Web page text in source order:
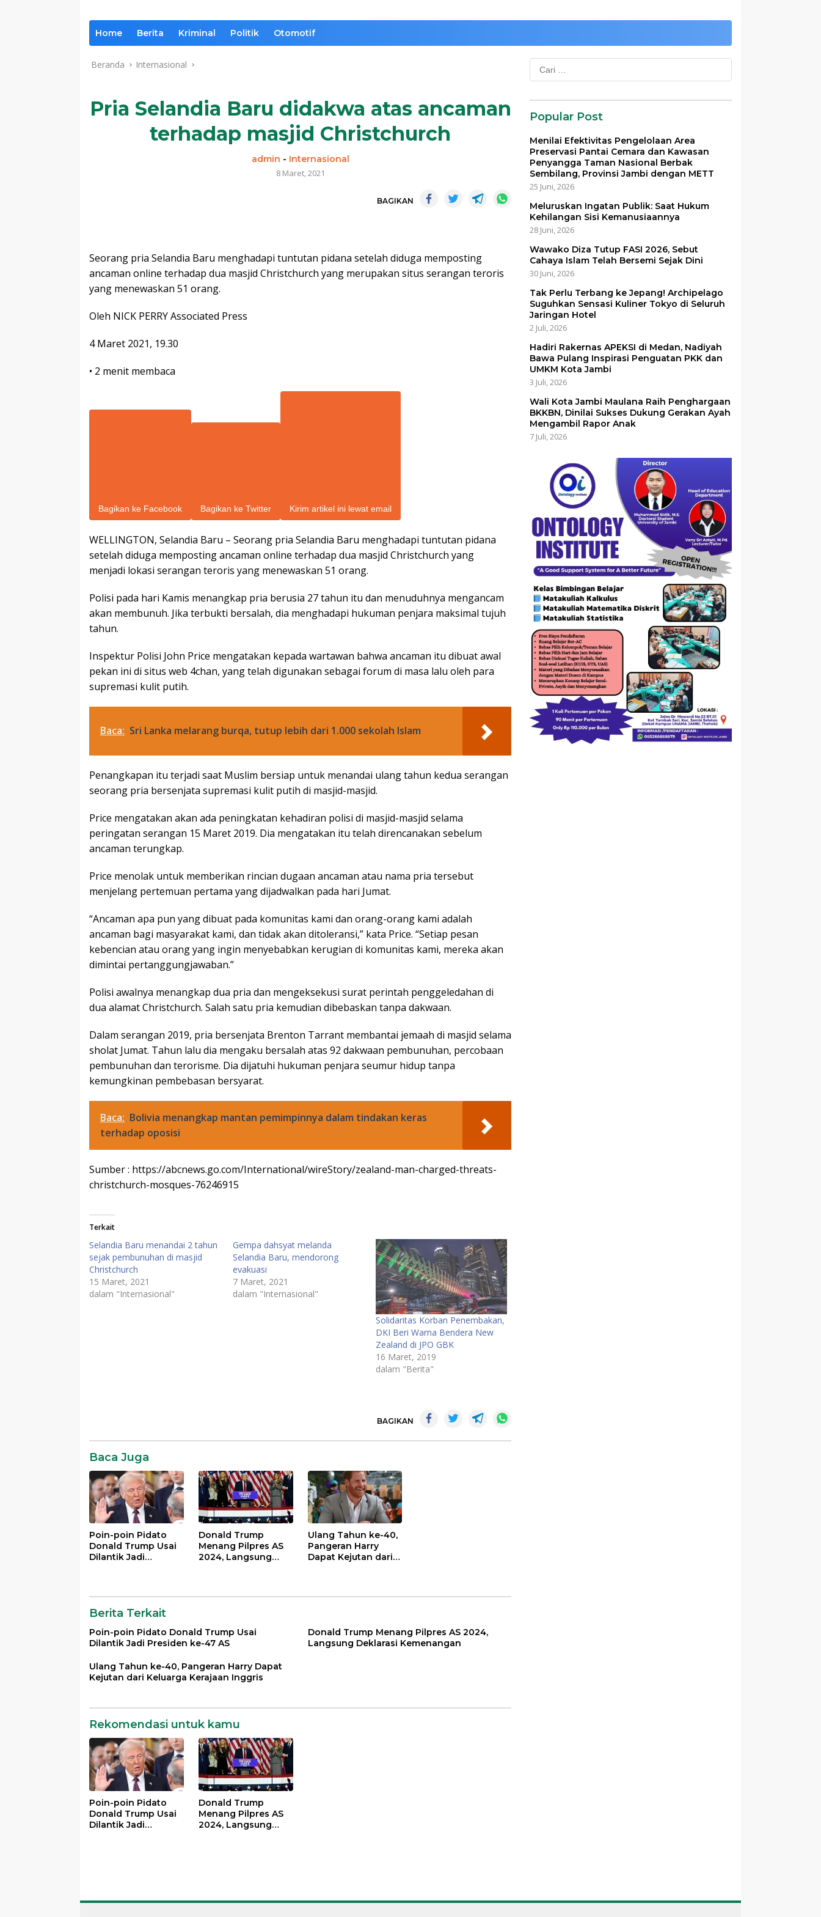
Home Berita Kriminal Politik Otomotif
Beranda Internasional
Pria Selandia Baru didakwa atas ancaman
terhadap masjid Christchurch
admin - Internasional
8 Maret, 2021
BAGIKAN
Seorang pria Selandia Baru menghadapi tuntutan pidana setelah diduga memposting
ancaman online terhadap dua masjid Christchurch yang merupakan situs serangan teroris
yang menewaskan 51 orang.
Oleh NICK PERRY Associated Press
4 Maret 2021, 19.30
• 2 menit membaca
Bagikan ke Facebook Bagikan ke Twitter Kirim artikel ini lewat email
WELLINGTON, Selandia Baru – Seorang pria Selandia Baru menghadapi tuntutan pidana
setelah diduga memposting ancaman online terhadap dua masjid Christchurch yang
menjadi lokasi serangan teroris yang menewaskan 51 orang.
Polisi pada hari Kamis menangkap pria berusia 27 tahun itu dan menuduhnya mengancam
akan membunuh. Jika terbukti bersalah, dia menghadapi hukuman penjara maksimal tujuh
tahun.
Inspektur Polisi John Price mengatakan kepada wartawan bahwa ancaman itu dibuat awal
pekan ini di situs web 4chan, yang telah digunakan sebagai forum di masa lalu oleh para
supremasi kulit putih.
Baca: Sri Lanka melarang burqa, tutup lebih dari 1.000 sekolah Islam
Penangkapan itu terjadi saat Muslim bersiap untuk menandai ulang tahun kedua serangan
seorang pria bersenjata supremasi kulit putih di masjid-masjid.
Price mengatakan akan ada peningkatan kehadiran polisi di masjid-masjid selama
peringatan serangan 15 Maret 2019. Dia mengatakan itu telah direncanakan sebelum
ancaman terungkap.
Price menolak untuk memberikan rincian dugaan ancaman atau nama pria tersebut
menjelang pertemuan pertama yang dijadwalkan pada hari Jumat.
“Ancaman apa pun yang dibuat pada komunitas kami dan orang-orang kami adalah
ancaman bagi masyarakat kami, dan tidak akan ditoleransi,” kata Price. “Setiap pesan
kebencian atau orang yang ingin menyebabkan kerugian di komunitas kami, mereka akan
dimintai pertanggungjawaban.”
Polisi awalnya menangkap dua pria dan mengeksekusi surat perintah penggeledahan di
dua alamat Christchurch. Salah satu pria kemudian dibebaskan tanpa dakwaan.
Dalam serangan 2019, pria bersenjata Brenton Tarrant membantai jemaah di masjid selama
sholat Jumat. Tahun lalu dia mengaku bersalah atas 92 dakwaan pembunuhan, percobaan
pembunuhan dan terorisme. Dia dijatuhi hukuman penjara seumur hidup tanpa
kemungkinan pembebasan bersyarat.
Baca: Bolivia menangkap mantan pemimpinnya dalam tindakan keras
terhadap oposisi
Sumber : https://abcnews.go.com/International/wireStory/zealand-man-charged-threats-
christchurch-mosques-76246915
Terkait
Selandia Baru menandai 2 tahun
sejak pembunuhan di masjid
Christchurch
15 Maret, 2021
dalam "Internasional"
Gempa dahsyat melanda
Selandia Baru, mendorong
evakuasi
7 Maret, 2021
dalam "Internasional"
Solidaritas Korban Penembakan,
DKI Beri Warna Bendera New
Zealand di JPO GBK
16 Maret, 2019
dalam "Berita"
BAGIKAN
Baca Juga
Poin-poin Pidato
Donald Trump Usai
Dilantik Jadi
Donald Trump
Menang Pilpres AS
2024, Langsung
Ulang Tahun ke-40,
Pangeran Harry
Dapat Kejutan dari
Berita Terkait
Poin-poin Pidato Donald Trump Usai
Dilantik Jadi Presiden ke-47 AS
Donald Trump Menang Pilpres AS 2024,
Langsung Deklarasi Kemenangan
Ulang Tahun ke-40, Pangeran Harry Dapat
Kejutan dari Keluarga Kerajaan Inggris
Rekomendasi untuk kamu
Poin-poin Pidato
Donald Trump Usai
Dilantik Jadi
Donald Trump
Menang Pilpres AS
2024, Langsung
Cari
untuk:
Popular Post
Menilai Efektivitas Pengelolaan Area
Preservasi Pantai Cemara dan Kawasan
Penyangga Taman Nasional Berbak
Sembilang, Provinsi Jambi dengan METT
25 Juni, 2026
Meluruskan Ingatan Publik: Saat Hukum
Kehilangan Sisi Kemanusiaannya
28 Juni, 2026
Wawako Diza Tutup FASI 2026, Sebut
Cahaya Islam Telah Bersemi Sejak Dini
30 Juni, 2026
Tak Perlu Terbang ke Jepang! Archipelago
Suguhkan Sensasi Kuliner Tokyo di Seluruh
Jaringan Hotel
2 Juli, 2026
Hadiri Rakernas APEKSI di Medan, Nadiyah
Bawa Pulang Inspirasi Penguatan PKK dan
UMKM Kota Jambi
3 Juli, 2026
Wali Kota Jambi Maulana Raih Penghargaan
BKKBN, Dinilai Sukses Dukung Gerakan Ayah
Mengambil Rapor Anak
7 Juli, 2026